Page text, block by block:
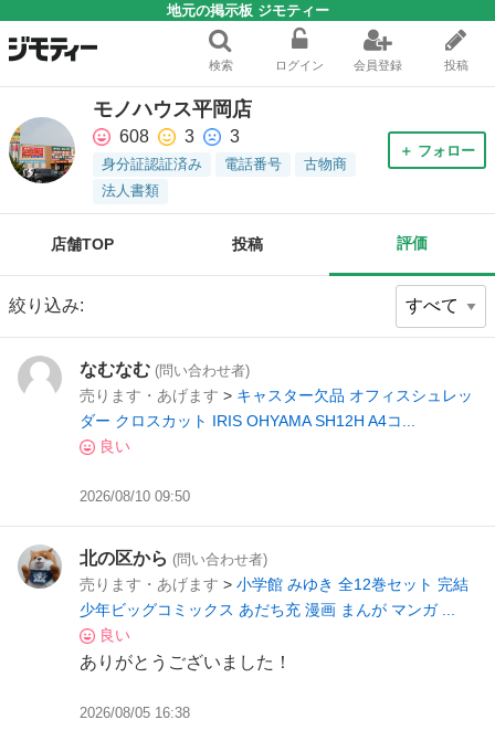
地元の掲示板 ジモティー
検索 ログイン 会員登録 投稿
モノハウス平岡店
608 3 3
身分証認証済み 電話番号
古物商
法人書類
＋ フォロー
店舗TOP 投稿 評価
絞り込み:
なむなむ (問い合わせ者)
売ります・あげます > キャスター欠品 オフィスシュレッ
ダー クロスカット IRIS OHYAMA SH12H A4コ...
良い
2026/08/10 09:50
北の区から (問い合わせ者)
売ります・あげます > 小学館 みゆき 全12巻セット 完結
少年ビッグコミックス あだち充 漫画 まんが マンガ ...
良い
ありがとうございました！
2026/08/05 16:38